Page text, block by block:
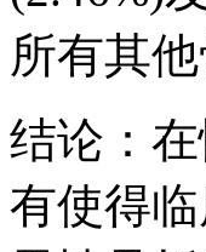
所有其
结论：
有使得